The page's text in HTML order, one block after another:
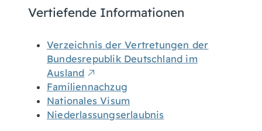
Vertiefende Informationen
Verzeichnis der Vertretungen der
Bundesrepublik Deutschland im
Ausland
Familiennachzug
Nationales Visum
Niederlassungserlaubnis